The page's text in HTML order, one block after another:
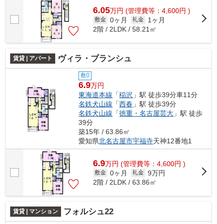
6.05万円 (管理費等：4,600円 )
敷金 0ヶ月 礼金
1ヶ月
2階 / 2LDK / 58.21㎡
賃貸 | アパート ヴィラ・ブランシュ
敷0
6.9万円
東海道本線 「稲沢 」駅 徒歩39分車11分
名鉄犬山線 「西春 」駅 徒歩39分
名鉄犬山線 「徳重・名古屋芸大 」駅 徒歩
39分
築15年 / 63.86㎡
愛知県北名古屋市宇福寺天神12番地1
6.9万円 (管理費等：4,600円 )
敷金 0ヶ月 礼金 9万円
2階 / 2LDK / 63.86㎡
賃貸 | マンション フォルシュ22